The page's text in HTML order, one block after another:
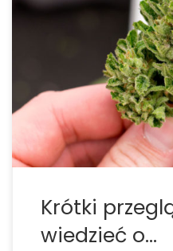
przechowywaniu
krótki przegląd
dotyczących
Przechowuj marihuanę
światła słonecznego. •
suchym miejscu. •
zamykane, […]
Krótki
wiedzieć o…